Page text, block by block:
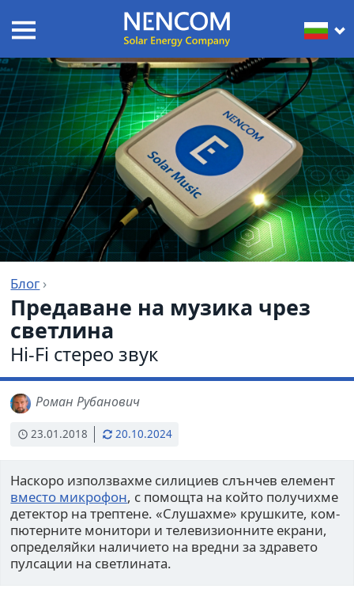
Блог ›
Предаване на музика чрез
светлина
Hi-Fi стерео звук
Роман Рубанович
23.01.2018 20.10.2024
Наскоро използ­вахме сили­циев слън­чев еле­мент
вместо мик­ро­фон, с помо­щта на който полу­чихме
детек­тор на треп­тене. «Слушахме» круш­ките, ком­
пю­тер­ните мони­тори и теле­ви­зи­он­ните екрани,
опре­де­ляйки нали­чи­ето на вредни за здра­вето
пул­са­ции на свет­ли­ната.